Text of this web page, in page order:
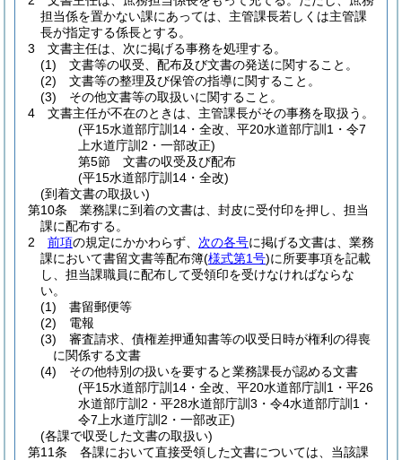
担当係を置かない課にあっては、主管課長若しくは主管課
長が指定する係長とする。
3
文書主任は、次に掲げる事務を処理する。
(1)
文書等の収受、配布及び文書の発送に関すること。
(2)
文書等の整理及び保管の指導に関すること。
(3)
その他文書等の取扱いに関すること。
4
文書主任が不在のときは、主管課長がその事務を取扱う。
(平15水道部庁訓14・全改、平20水道部庁訓1・令7
上水道庁訓2・一部改正)
第5節
文書の収受及び配布
(平15水道部庁訓14・全改)
(到着文書の取扱い)
第10条
業務課に到着の文書は、封皮に受付印を押し、担当
課に配布する。
2
前項の規定にかかわらず、 次の各号に掲げる文書は、業務
課において書留文書等配布簿(様式第1号)に所要事項を記載
し、担当課職員に配布して受領印を受けなければならな
い。
(1)
書留郵便等
(2)
電報
(3)
審査請求、債権差押通知書等の収受日時が権利の得喪
に関係する文書
(4)
その他特別の扱いを要すると業務課長が認める文書
(平15水道部庁訓14・全改、平20水道部庁訓1・平26
水道部庁訓2・平28水道部庁訓3・令4水道部庁訓1・
令7上水道庁訓2・一部改正)
(各課で収受した文書の取扱い)
第11条
各課において直接受領した文書については、当該課